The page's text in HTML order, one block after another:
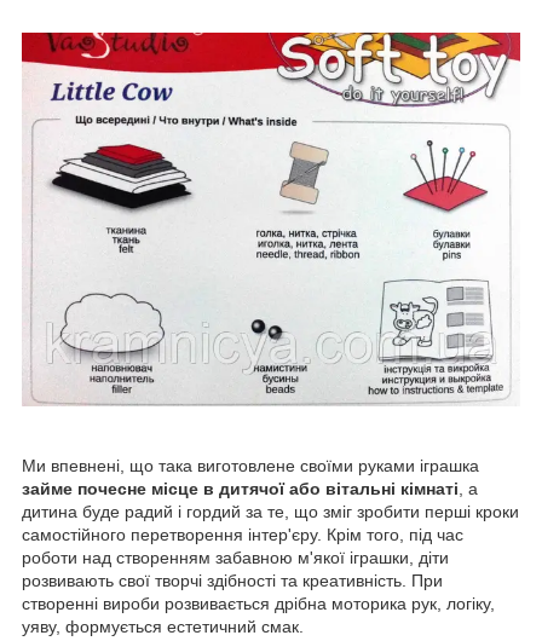
Ми впевнені, що така виготовлене своїми руками іграшка
займе почесне місце в дитячої або вітальні кімнаті, а
дитина буде радий і гордий за те, що зміг зробити перші кроки
самостійного перетворення інтер'єру. Крім того, під час
роботи над створенням забавною м'якої іграшки, діти
розвивають свої творчі здібності та креативність. При
створенні вироби розвивається дрібна моторика рук, логіку,
уяву, формується естетичний смак.